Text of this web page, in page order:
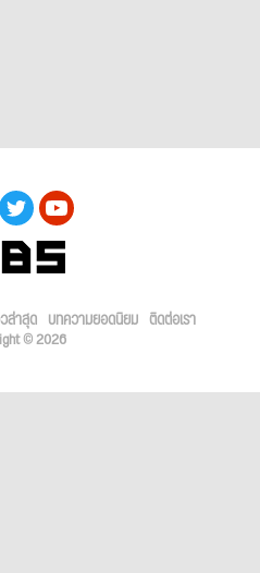
ล่าสุด บทความยอดนิยม ติดต่อเรา
© 2026